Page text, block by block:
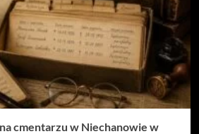
cmentarzu w Niechanowie w